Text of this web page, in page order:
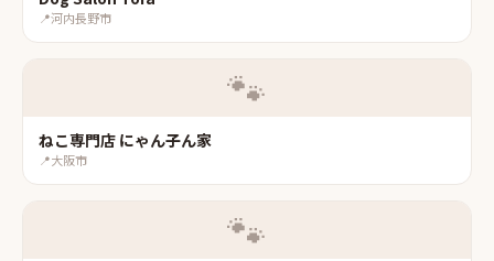
📍河内長野市
🐾
ねこ専門店 にゃん子ん家
📍大阪市
🐾